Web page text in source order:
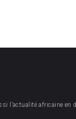
l’actualité africaine